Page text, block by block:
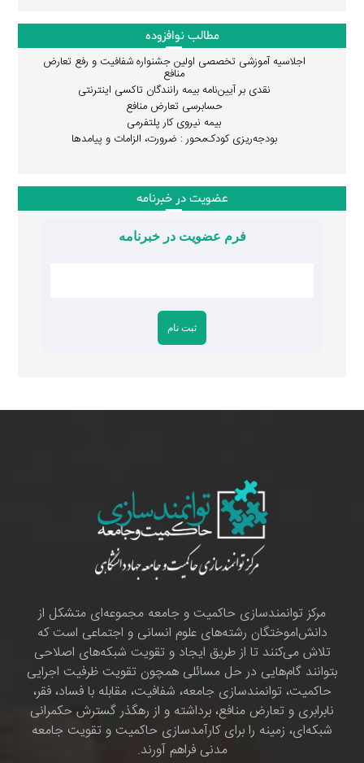
مطالب نوافزوده
اجلاسیه آموزشی تخصصی اولین جشنواره شفافیت و رفع تعارض
منافع
نقدی بر آیین‌نامه بیمه رانندگان تاکسی اینترنتی
حسابرسی تعارض منافع
بیمه نیروی کار پلتفرمی
بودجه‌ریزی کودک‌محور : ضرورت، الزامات و پیامدها
عضویت در خبرنامه
فرم عضویت در خبرنامه
مرکز توانمندسازی حاکمیت و جامعه مجموعه‌ای متشکل از
دانش‌اموختگان رشته‌های علوم انسانی و اجتماعی است که
تلاش می‌کنند تا از طریق ایجاد و تقویت شبکه‌های اصلاحی
بتوانند گام‌هایی در حل مسائلی همچون تقویت ظرفیت اجرایی
حاکمیت، توانمندسازی جامعه، شفافیت، مقابله با فساد، فقر،
نابرابری و تعارض منافع، برداشته و از رهگذر گسترش حکمرانی
شبکه‌ای، زمینه را برای کارآمدسازی حاکمیت و تقویت جامعه
مدنی فراهم آورند.